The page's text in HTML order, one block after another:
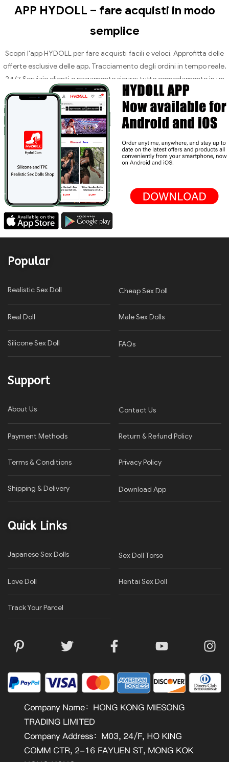
APP HYDOLL – fare acquisti in modo
semplice
Scopri l'app HYDOLL per fare acquisti facili e veloci. Approfitta delle
offerte esclusive delle app, Tracciamento degli ordini in tempo reale,
24/7 Servizio clienti e pagamento sicuro: tutto comodamente in un
unico posto.
Popular
Realistic Sex Doll Cheap Sex Doll
Real Doll Male Sex Dolls
Silicone Sex Doll FAQs
Support
About Us Contact Us
Payment Methods Return & Refund Policy
Terms & Conditions Privacy Policy​
Shipping & Delivery Download App
Quick Links
Japanese Sex Dolls Sex Doll Torso
Love Doll Hentai Sex Doll
Track Your Parcel